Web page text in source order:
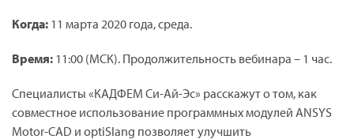
Когда: 11 марта 2020 года, среда.
Время: 11:00 (МСК). Продолжительность вебинара – 1 час.
Специалисты «КАДФЕМ Си-Ай-Эс» расскажут о том, как
совместное использование программных модулей ANSYS
Motor-CAD и optiSlang позволяет улучшить